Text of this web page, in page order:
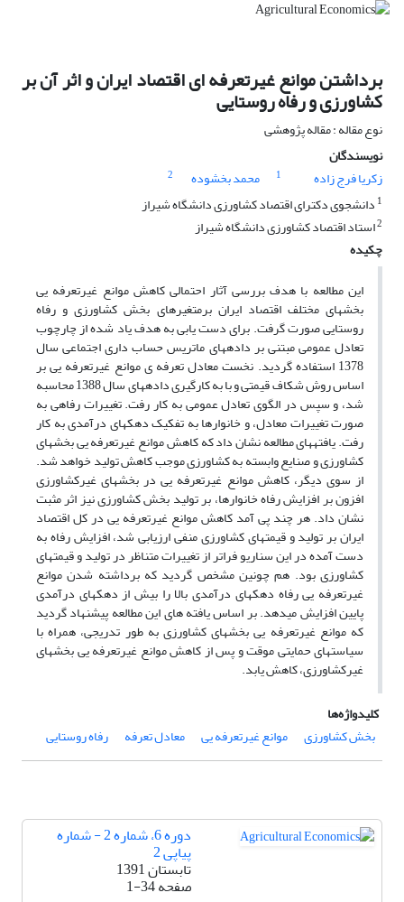
برداشتن موانع غیرتعرفه ای اقتصاد ایران و اثر آن بر
کشاورزی و رفاه روستایی
نوع مقاله : مقاله پژوهشی
نویسندگان
زکریا فرج زاده
1 محمد بخشوده
2
1 دانشجوی دکترای اقتصاد کشاورزی دانشگاه شیراز
2استاد اقتصاد کشاورزی دانشگاه شیراز
چکیده
این مطالعه با هدف بررسی آثار احتمالی کاهش موانع غیرتعرفه یی
بخشهای مختلف اقتصاد ایران برمتغیرهای بخش کشاورزی و رفاه
روستایی صورت گرفت. برای دست یابی به هدف یاد شده از چارچوب
تعادل عمومی مبتنی بر دادههای ماتریس حساب داری اجتماعی سال
1378 استفاده گردید. نخست معادل تعرفه ی موانع غیرتعرفه یی بر
اساس روش شکاف قیمتی و با به کارگیری دادههای سال 1388 محاسبه
شد، و سپس در الگوی تعادل عمومی به کار رفت. تغییرات رفاهی به
صورت تغییرات معادل، و خانوارها به تفکیک دهکهای درآمدی به کار
رفت. یافتههای مطالعه نشان داد که کاهش موانع غیرتعرفه یی بخشهای
کشاورزی و صنایع وابسته به کشاورزی موجب کاهش تولید خواهد شد.
از سوی دیگر، کاهش موانع غیرتعرفه یی در بخشهای غیرکشاورزی
افزون بر افزایش رفاه خانوارها، بر تولید بخش کشاورزی نیز اثر مثبت
نشان داد. هر چند پی آمد کاهش موانع غیرتعرفه یی در کل اقتصاد
ایران بر تولید و قیمتهای کشاورزی منفی ارزیابی شد، افزایش رفاه به
دست آمده در این سناریو فراتر از تغییرات متناظر در تولید و قیمتهای
کشاورزی بود. هم چونین مشخص گردید که برداشته شدن موانع
غیرتعرفه یی رفاه دهکهای درآمدی بالا را بیش از دهکهای درآمدی
پایین افزایش میدهد. بر اساس یافته های این مطالعه پیشنهاد گردید
که موانع غیرتعرفه یی بخشهای کشاورزی به طور تدریجی، همراه با
سیاستهای حمایتی موقت و پس از کاهش موانع غیرتعرفه یی بخشهای
غیرکشاورزی، کاهش یابد.
کلیدواژه‌ها
بخش کشاورزی
موانع غیرتعرفه یی معادل تعرفه رفاه روستایی
دوره 6، شماره 2 - شماره
پیاپی 2
تابستان 1391
صفحه1-34